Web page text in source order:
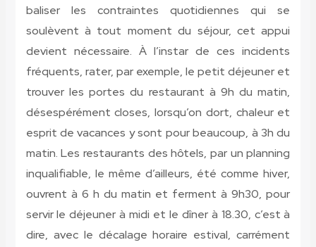
baliser les contraintes quotidiennes qui se
soulèvent à tout moment du séjour, cet appui
devient nécessaire. À l’instar de ces incidents
fréquents, rater, par exemple, le petit déjeuner et
trouver les portes du restaurant à 9h du matin,
désespérément closes, lorsqu’on dort, chaleur et
esprit de vacances y sont pour beaucoup, à 3h du
matin. Les restaurants des hôtels, par un planning
inqualifiable, le même d’ailleurs, été comme hiver,
ouvrent à 6 h du matin et ferment à 9h30, pour
servir le déjeuner à midi et le dîner à 18.30, c’est à
dire, avec le décalage horaire estival, carrément